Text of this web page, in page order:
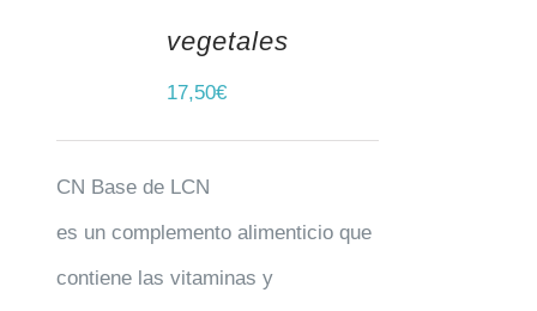
vegetales
17,50€
CN Base de LCN
es un complemento alimenticio que
contiene las vitaminas y